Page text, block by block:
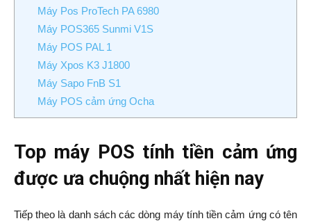
Máy Pos ProTech PA 6980
Máy POS365 Sunmi V1S
Máy POS PAL 1
Máy Xpos K3 J1800
Máy Sapo FnB S1
Máy POS cảm ứng Ocha
Top máy POS tính tiền cảm ứng
được ưa chuộng nhất hiện nay
Tiếp theo là danh sách các dòng máy tính tiền cảm ứng có tên